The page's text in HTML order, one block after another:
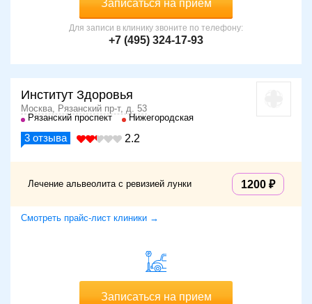
Записаться на прием
Для записи в клинику звоните по телефону:
+7 (495) 324-17-93
Институт Здоровья
Москва, Рязанский пр-т, д. 53
Рязанский проспект
Нижегородская
3 отзыва 2.2
Лечение альвеолита с ревизией лунки 1200
Смотреть прайс-лист клиники →
Записаться на прием